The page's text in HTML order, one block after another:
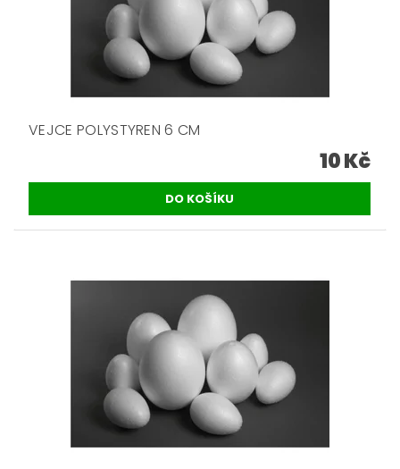
VEJCE POLYSTYREN 6 CM
10 Kč